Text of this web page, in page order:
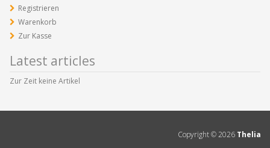
Registrieren
Warenkorb
Zur Kasse
Latest articles
Zur Zeit keine Artikel
Copyright ©2026 Thelia